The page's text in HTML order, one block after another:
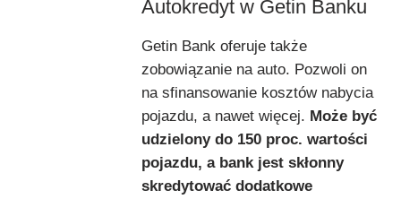
Autokredyt w Getin Banku
Getin Bank oferuje także
zobowiązanie na auto. Pozwoli on
na sfinansowanie kosztów nabycia
pojazdu, a nawet więcej. Może być
udzielony do 150 proc. wartości
pojazdu, a bank jest skłonny
skredytować dodatkowe